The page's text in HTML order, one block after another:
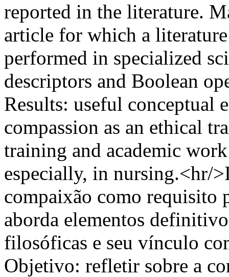
reported in the literature.
article for which a
performed in specialized
descriptors and Boolean
Results: useful conceptual
compassion as an ethical
training and academic
especially, in nursing.<hr/
compaixão como requisito
aborda elementos
filosóficas e seu vínculo
Objetivo: refletir sobre a